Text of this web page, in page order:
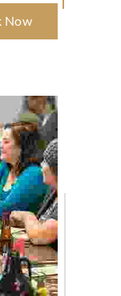
Now